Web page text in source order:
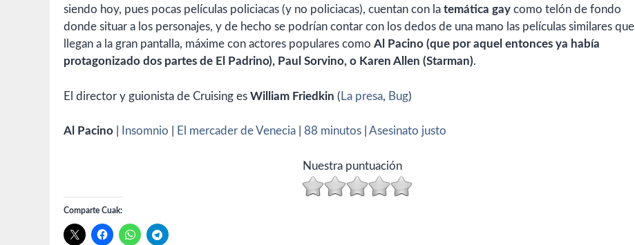
siendo hoy, pues pocas películas policiacas (y no policiacas), cuentan con la temática gay como telón de fondo
donde situar a los personajes, y de hecho se podrían contar con los dedos de una mano las películas similares que
llegan a la gran pantalla, máxime con actores populares como Al Pacino (que por aquel entonces ya había
protagonizado dos partes de El Padrino), Paul Sorvino, o Karen Allen (Starman).
El director y guionista de Cruising es William Friedkin ( La presa, Bug)
Al Pacino Insomnio El mercader de Venecia 88 minutos Asesinato justo
Nuestra puntuación
Comparte Cuak: